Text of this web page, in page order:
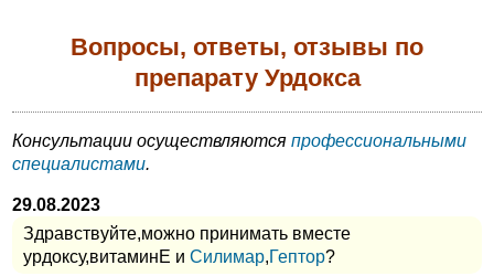
Вопросы, ответы, отзывы по
препарату Урдокса
Консультации осуществляются профессиональными
специалистами.
29.08.2023
Здравствуйте,можно принимать вместе
урдоксу,витаминЕ и Силимар,Гептор?